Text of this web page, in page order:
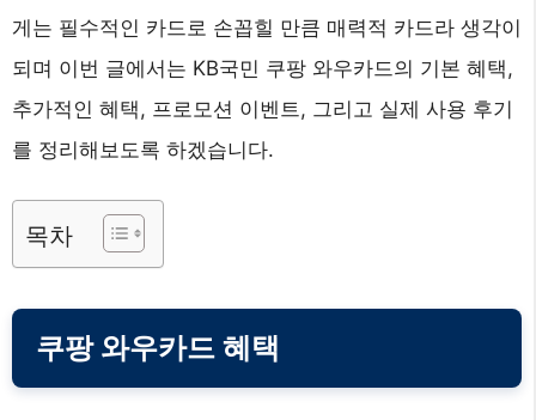
게는 필수적인 카드로 손꼽힐 만큼 매력적 카드라 생각이
되며 이번 글에서는 KB국민 쿠팡 와우카드의 기본 혜택,
추가적인 혜택, 프로모션 이벤트, 그리고 실제 사용 후기
를 정리해보도록 하겠습니다.
목차
쿠팡 와우카드 혜택